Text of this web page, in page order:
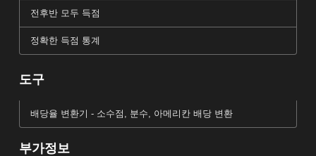
전후반 모두 득점
정확한 득점 통계
도구
배당율 변환기 - 소수점, 분수, 아메리칸 배당 변환
부가정보